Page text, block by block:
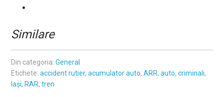
Similare
Din categoria:General
Etichete:accident rutier,acumulator auto,ARR,auto,criminali,
Iași, RAR,tren